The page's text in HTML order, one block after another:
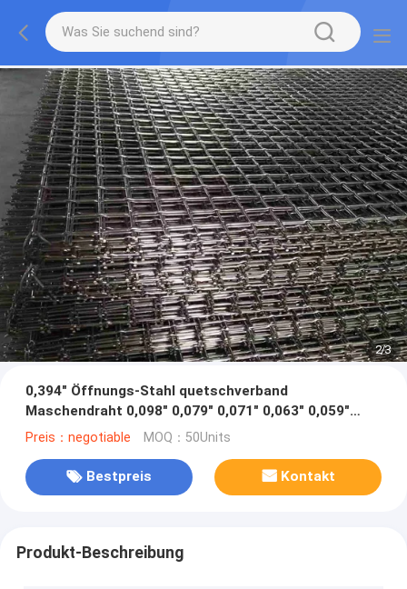
2/3
0,394" Öffnungs-Stahl quetschverband
Maschendraht 0,098" 0,079" 0,071" 0,063" 0,059"
Draht
Preis：negotiable MOQ：50Units
Bestpreis Kontakt
Produkt-Beschreibung